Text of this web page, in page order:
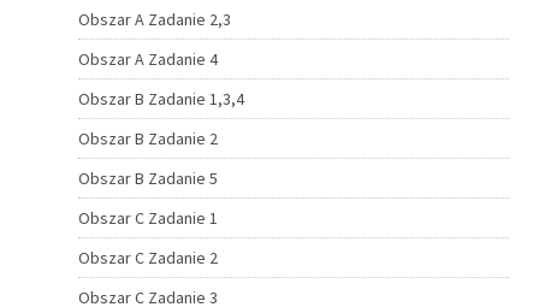
Obszar A Zadanie 2,3
Obszar A Zadanie 4
Obszar B Zadanie 1,3,4
Obszar B Zadanie 2
Obszar B Zadanie 5
Obszar C Zadanie 1
Obszar C Zadanie 2
Obszar C Zadanie 3